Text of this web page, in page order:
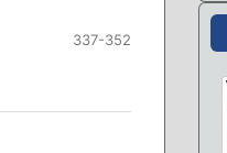
337-352